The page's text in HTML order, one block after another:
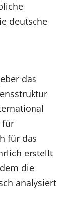
deutsche
das
für
für das
erstellt
die
analysiert